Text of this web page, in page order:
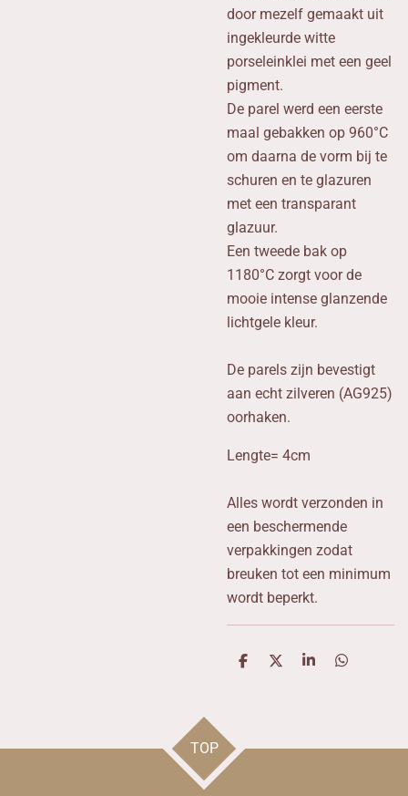
door mezelf gemaakt uit
ingekleurde witte
porseleinklei met een geel
pigment.
De parel werd een eerste
maal gebakken op 960°C
om daarna de vorm bij te
schuren en te glazuren
met een transparant
glazuur.
Een tweede bak op
1180°C zorgt voor de
mooie intense glanzende
lichtgele kleur.
De parels zijn bevestigt
aan echt zilveren (AG925)
oorhaken.
Lengte= 4cm
Alles wordt verzonden in
een beschermende
verpakkingen zodat
breuken tot een minimum
wordt beperkt.
D
D
S
D
TOP